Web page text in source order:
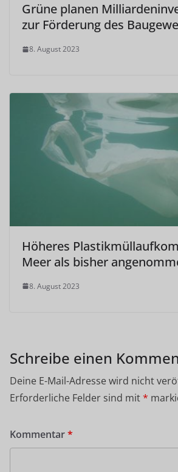
Grüne planen
zur Förderung des
8. August 2023
Höheres
Meer als bisher
8. August 2023
Schreibe einen
Deine E-Mail-Adresse wird nicht
Erforderliche Felder sind mit*
Kommentar*